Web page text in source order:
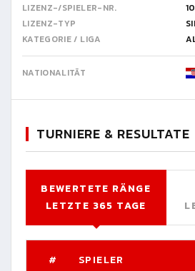
LIZENZ-/SPIELER-NR.
LIZENZ-TYP
KATEGORIE / LIGA
NATIONALITÄT
TURNIERE & RESULTATE
BEWERTETE RÄNGE
LETZTE 365 TAGE
# SPIELER